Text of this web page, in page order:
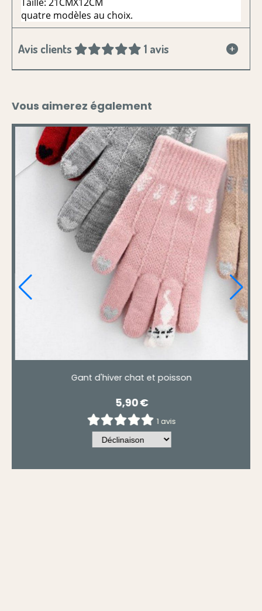
quatre modèles au choix.
Avis clients 1 avis
Vous aimerez également
Gant d'hiver chat et poisson
5,90€
1 avis